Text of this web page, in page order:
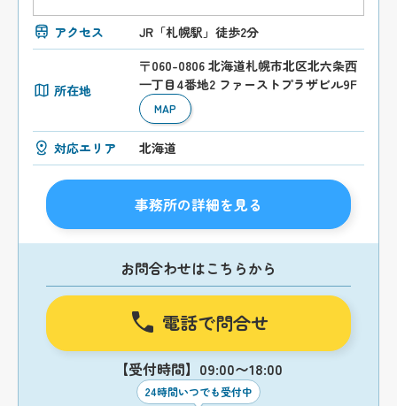
アクセス JR「札幌駅」徒歩2分
所在地
〒060-0806 北海道札幌市北区北六条⻄
⼀丁目4番地2 ファーストプラザビル9F
MAP
対応エリア 北海道
事務所の詳細を見る
お問合わせはこちらから
電話で問合せ
【受付時間】09:00〜18:00
24時間いつでも受付中